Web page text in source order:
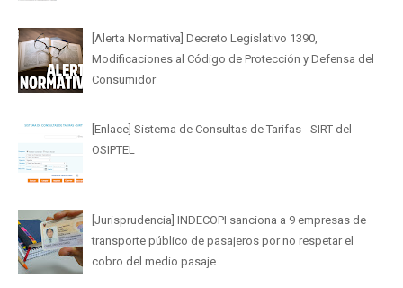
[Alerta Normativa] Decreto Legislativo 1390,
Modificaciones al Código de Protección y Defensa del
Consumidor
[Enlace] Sistema de Consultas de Tarifas - SIRT del
OSIPTEL
[Jurisprudencia] INDECOPI sanciona a 9 empresas de
transporte público de pasajeros por no respetar el
cobro del medio pasaje